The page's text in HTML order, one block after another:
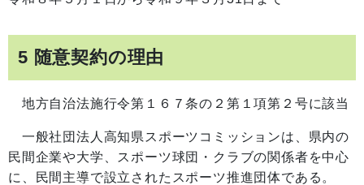
5 随意契約の理由
地方自治法施行令第１６７条の２第１項第２号に該当
一般社団法人高知県スポーツコミッションは、県内の
民間企業や大学、スポーツ球団・クラブの関係者を中心
に、民間主導で設立されたスポーツ推進団体である。